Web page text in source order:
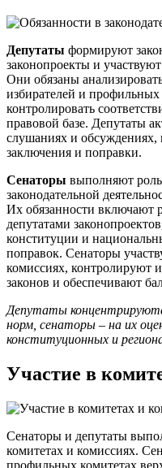
Депутаты формируют
законопроекты и
Они обязаны
избирателей и профильных
контролировать
правовой базе. Депутаты
слушаниях и обсуждениях,
заключения и поправки.
Сенаторы выполняют
законодательной
Их обязанности включают
депутатами
конституции и
поправок. Сенаторы
комиссиях, контролируют
законов и обеспечивают
Депутаты
норм, сенаторы – на их
конституционных и
Участие в
Сенаторы и депутаты
комитетах и комиссиях.
профильных комитетах